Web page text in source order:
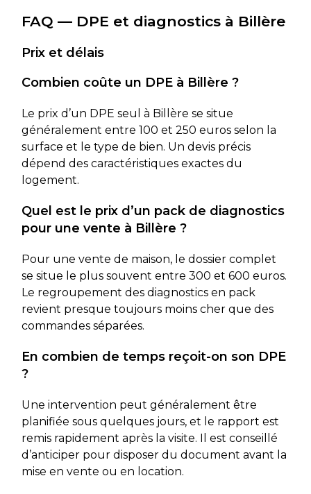
FAQ — DPE et diagnostics à Billère
Prix et délais
Combien coûte un DPE à Billère ?
Le prix d’un DPE seul à Billère se situe
généralement entre 100 et 250 euros selon la
surface et le type de bien. Un devis précis
dépend des caractéristiques exactes du
logement.
Quel est le prix d’un pack de diagnostics
pour une vente à Billère ?
Pour une vente de maison, le dossier complet
se situe le plus souvent entre 300 et 600 euros.
Le regroupement des diagnostics en pack
revient presque toujours moins cher que des
commandes séparées.
En combien de temps reçoit-on son DPE
?
Une intervention peut généralement être
planifiée sous quelques jours, et le rapport est
remis rapidement après la visite. Il est conseillé
d’anticiper pour disposer du document avant la
mise en vente ou en location.